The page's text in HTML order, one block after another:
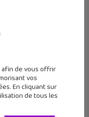
de vous offrir
vos
En cliquant sur
de tous les